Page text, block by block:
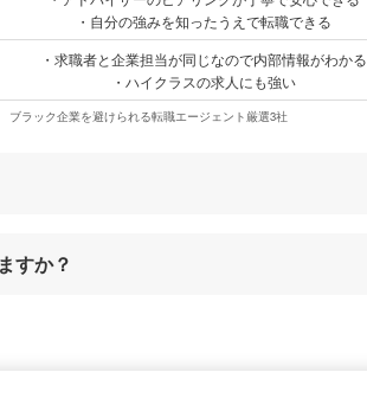
・自分の強みを知ったうえで転職できる
・求職者と企業担当が同じなので内部情報がわかる
・ハイクラスの求人にも強い
ブラック企業を避けられる転職エージェント厳選3社
すか？